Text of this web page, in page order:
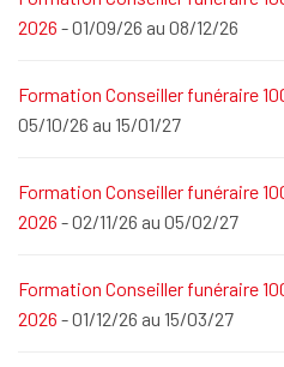
2026 - 01/09/26 au 08/12/26
Formation Conseiller funéraire
05/10/26 au 15/01/27
Formation Conseiller funéraire
2026 - 02/11/26 au 05/02/27
Formation Conseiller funéraire
2026 - 01/12/26 au 15/03/27